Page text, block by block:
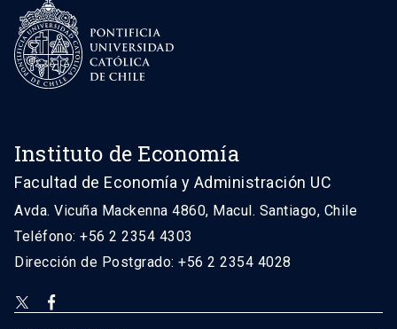
Instituto de Economía
Facultad de Economía y Administración UC
Avda. Vicuña Mackenna 4860, Macul. Santiago, Chile
Teléfono: +56 2 2354 4303
Dirección de Postgrado: +56 2 2354 4028